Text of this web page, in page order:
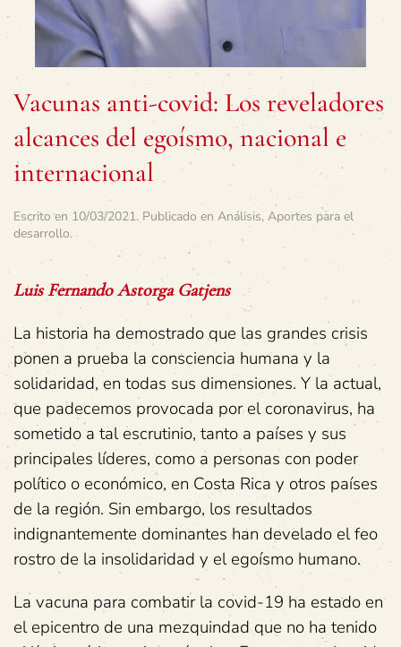
Vacunas anti-covid: Los reveladores
alcances del egoísmo, nacional e
internacional
Escrito en 10/03/2021. Publicado en Análisis, Aportes para el
desarrollo.
Luis Fernando Astorga Gatjens
La historia ha demostrado que las grandes crisis
ponen a prueba la consciencia humana y la
solidaridad, en todas sus dimensiones. Y la actual,
que padecemos provocada por el coronavirus, ha
sometido a tal escrutinio, tanto a países y sus
principales líderes, como a personas con poder
político o económico, en Costa Rica y otros países
de la región. Sin embargo, los resultados
indignantemente dominantes han develado el feo
rostro de la insolidaridad y el egoísmo humano.
La vacuna para combatir la covid-19 ha estado en
el epicentro de una mezquindad que no ha tenido